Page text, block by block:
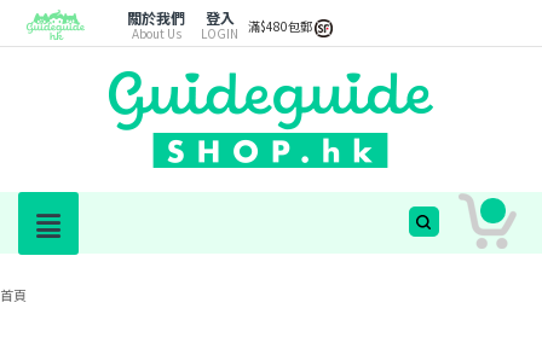
關於我們
About Us
登入
LOGIN 滿$480包郵
首頁